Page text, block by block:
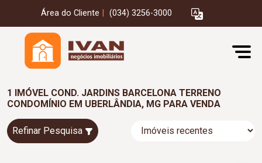
Área do Cliente (034) 3256-3000
1 IMÓVEL COND. JARDINS BARCELONA TERRENO
CONDOMÍNIO EM UBERLÂNDIA, MG PARA VENDA
Refinar Pesquisa